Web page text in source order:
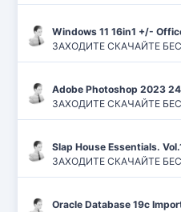
Windows 11 16in1 +/-
ЗАХОДИТЕ СКАЧАЙТЕ
Adobe Photoshop 2023
ЗАХОДИТЕ СКАЧАЙТЕ
Slap House Essentials.
ЗАХОДИТЕ СКАЧАЙТЕ
Oracle Database 19c